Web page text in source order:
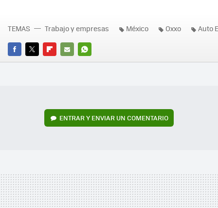
FACEBOOK
TWITTERFLIPBOARD
E-
WHATSAPP
TEMAS Trabajo y empresas México Oxxo Auto
ENTRAR Y ENVIAR UN COMENTARIO